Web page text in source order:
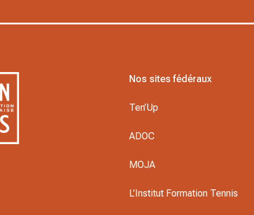
Nos sites fédéraux
Ten’Up
ADOC
MOJA
L’Institut Formation Tennis